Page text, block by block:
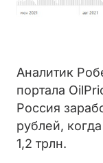
Аналитик
портала
Россия
рублей,
1,2 трлн.